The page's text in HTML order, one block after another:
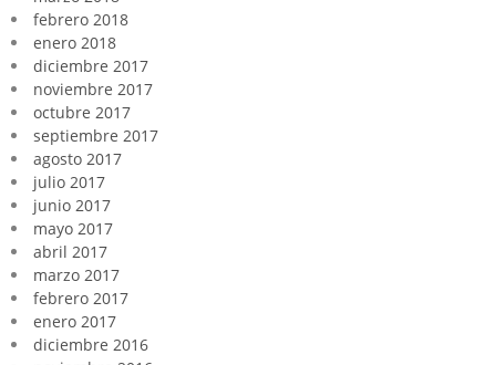
febrero 2018
enero 2018
diciembre 2017
noviembre 2017
octubre 2017
septiembre 2017
agosto 2017
julio 2017
junio 2017
mayo 2017
abril 2017
marzo 2017
febrero 2017
enero 2017
diciembre 2016